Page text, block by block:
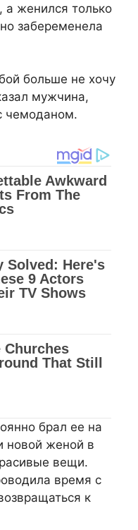
а женился только
забеременела
больше не хочу
мужчина,
чемоданом.
брал ее на
новой женой в
вещи.
время с
к